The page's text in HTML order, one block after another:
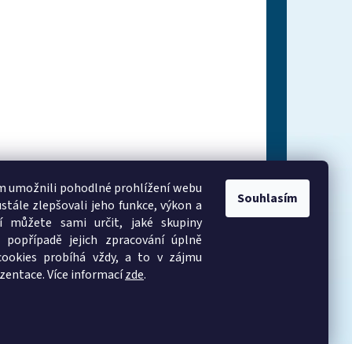
umožnili pohodlné prohlížení webu
zlepšovali jeho funkce, výkon a
můžete sami určit, jaké skupiny
jejich zpracování úplně
probíhá vždy, a to v zájmu
Více informacízde.
Souhlasím